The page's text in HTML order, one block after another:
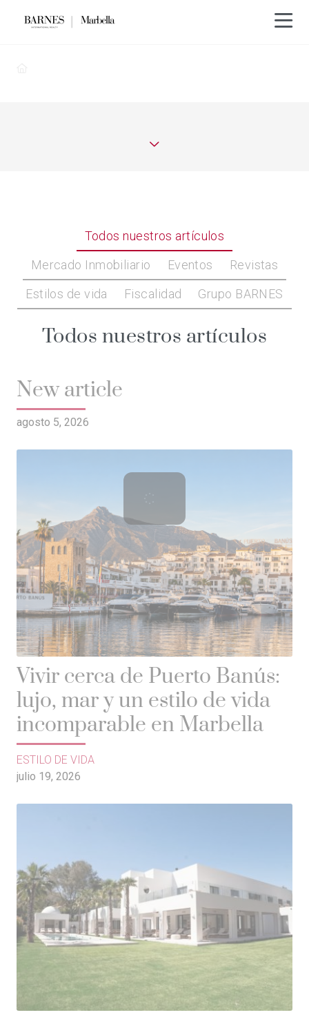
Todos nuestros artículos
Mercado Inmobiliario
Eventos
Revistas
Estilos de vida
Fiscalidad Grupo BARNES
Todos nuestros artículos
New article
agosto 5, 2026
Vivir cerca de Puerto Banús:
lujo, mar y un estilo de vida
incomparable en Marbella
julio 19, 2026
ESTILO DE VIDA